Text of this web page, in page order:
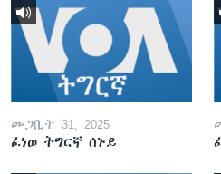
መጋቢት 31, 2025
ፈነወ ትግርኛ ሰኑይ